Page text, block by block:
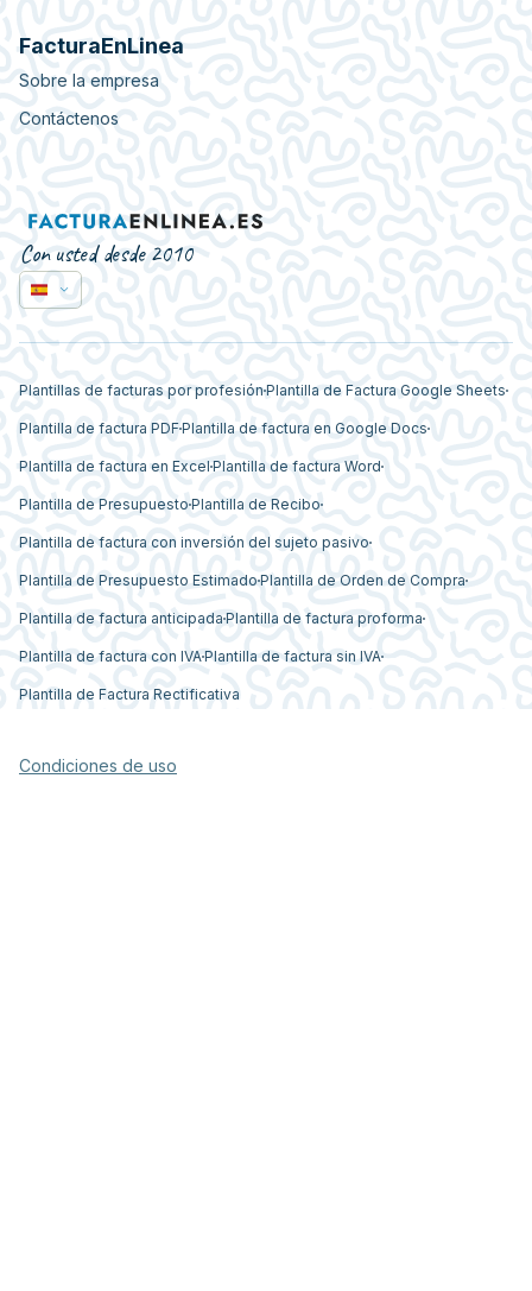
FacturaEnLinea
Sobre la empresa
Contáctenos
Con usted desde 2010
Plantillas de facturas por profesión Plantilla de Factura Google Sheets
Plantilla de factura PDFPlantilla de factura en Google Docs
Plantilla de factura en Excel Plantilla de factura Word
Plantilla de Presupuesto Plantilla de Recibo
Plantilla de factura con inversión del sujeto pasivo
Plantilla de Presupuesto Estimado Plantilla de Orden de Compra
Plantilla de factura anticipada Plantilla de factura proforma
Plantilla de factura con IVA Plantilla de factura sin IVA
Plantilla de Factura Rectificativa
Condiciones de uso